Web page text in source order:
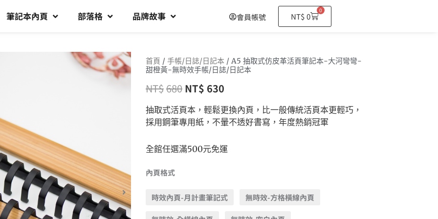
筆記本內頁 部落格 品牌故事 會員帳號 NT$0
0
購
物
首頁 / 手帳/日誌/日記本 / A5 抽取式仿皮革活頁筆記本-大河彎彎-
甜橙黃-無時效手帳/日誌/日記本
NT$680 NT$ 630
抽取式活頁本，輕鬆更換內頁，比一般傳統活頁本更輕巧，
採用鋼筆專用紙，不暈不透好書寫，年度熱銷冠軍
全館任選滿500元免運
內頁格式
時效內頁-月計畫筆記式 無時效-方格橫線內頁